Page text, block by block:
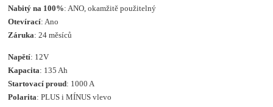
Nabitý na 100%: ANO, okamžitě použitelný
Otevírací: Ano
Záruka: 24 měsíců
Napětí: 12V
Kapacita: 135 Ah
Startovací proud: 1000 A
Polarita: PLUS i MÍNUS vlevo